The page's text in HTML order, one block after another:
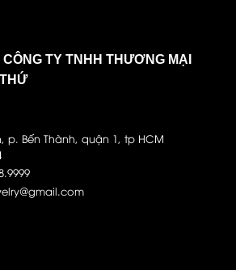
TY TNHH THƯƠNG MẠI
p. Bến Thành, quận 1, tp HCM